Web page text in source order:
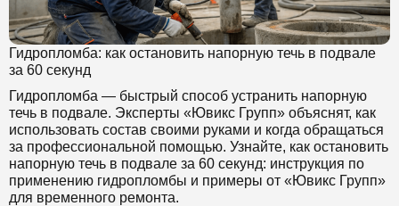
Гидропломба: как остановить напорную течь в подвале
за 60 секунд
Гидропломба — быстрый способ устранить напорную
течь в подвале. Эксперты «Ювикс Групп» объяснят, как
использовать состав своими руками и когда обращаться
за профессиональной помощью. Узнайте, как остановить
напорную течь в подвале за 60 секунд: инструкция по
применению гидропломбы и примеры от «Ювикс Групп»
для временного ремонта.